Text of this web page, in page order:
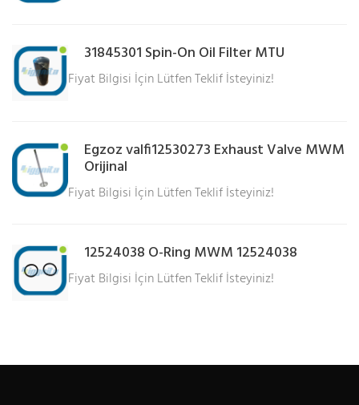
31845301 Spin-On Oil Filter MTU
Fiyat Bilgisi İçin Lütfen Teklif İsteyiniz!
Egzoz valfi12530273 Exhaust Valve MWM
Orijinal
Fiyat Bilgisi İçin Lütfen Teklif İsteyiniz!
12524038 O-Ring MWM 12524038
Fiyat Bilgisi İçin Lütfen Teklif İsteyiniz!